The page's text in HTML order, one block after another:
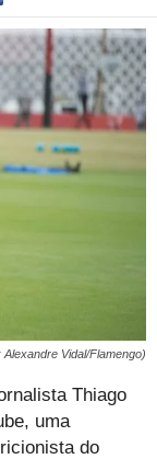
Vidal/Flamengo)
Thiago
uma
do